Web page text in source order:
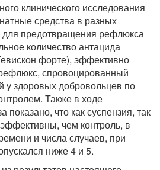
клинического исследования
средства в разных
предотвращения рефлюкса
количество антацида
форте), эффективно
спровоцированный
здоровых добровольцев по
Также в ходе
показано, что как суспензия, так
чем контроль, в
и числа случаев, при
ниже 4 и 5.